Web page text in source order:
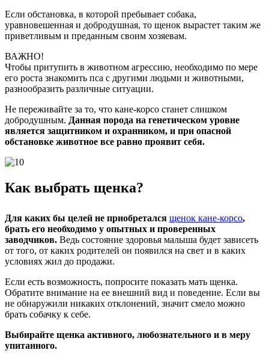
Если обстановка, в которой пребывает собака,
уравновешенная и добродушная, то щенок вырастет таким же
приветливым и преданным своим хозяевам.
ВАЖНО!
Чтобы притупить в животном агрессию, необходимо по мере
его роста знакомить пса с другими людьми и животными,
разнообразить различные ситуации.
Не переживайте за то, что кане-корсо станет слишком
добродушным. Данная порода на генетическом уровне
является защитником и охранником, и при опасной
обстановке животное все равно проявит себя.
Как выбрать щенка?
Для каких бы целей не приобретался щенок кане-корсо,
брать его необходимо у опытных и проверенных
заводчиков. Ведь состояние здоровья малыша будет зависеть
от того, от каких родителей он появился на свет и в каких
условиях жил до продажи.
Если есть возможность, попросите показать мать щенка.
Обратите внимание на ее внешний вид и поведение. Если вы
не обнаружили никаких отклонений, значит смело можно
брать собачку к себе.
Выбирайте щенка активного, любознательного и в меру
упитанного.